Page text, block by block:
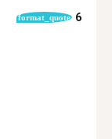
format_quote 6